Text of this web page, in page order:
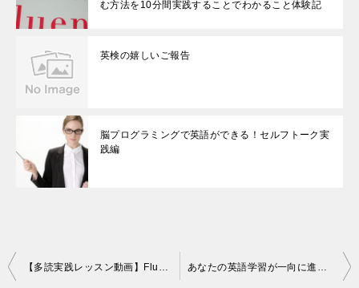
む方法を10分間実践することでわかること体験記
英検の嬉しいご報告
脳プログラミングで英語ができる！セルフトーク実
践編
投
【多読実践レッスン動画】Fluent Forever(脳が認める外国語勉強法 Gabriel Wyner著）を英語で読む方法を10分間実践することでわかること体験記 あなたの英語学習が一向に進まないのは、○○という愛され欲求に気がついていないから？30分でできる、一番簡単な英語学習を加速させる改善策